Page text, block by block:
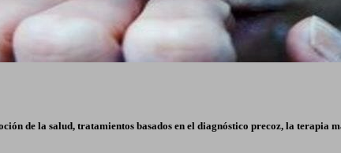
de la salud, tratamientos basados en el diagnóstico precoz, la terapia